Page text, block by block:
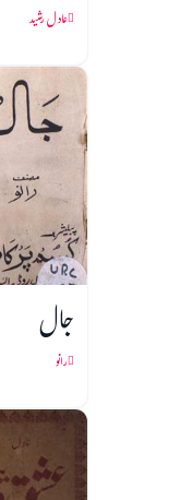
عادل رشید
جال
رانو